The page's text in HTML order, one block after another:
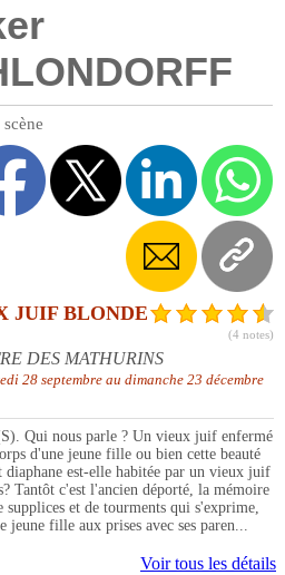
(4 notes)
JUIF BLONDE
DES MATHURINS
28 septembre au dimanche 23 décembre
Qui nous parle ? Un vieux juif enfermé
d'une jeune fille ou bien cette beauté
diaphane est-elle habitée par un vieux juif
Tantôt c'est l'ancien déporté, la mémoire
supplices et de tourments qui s'exprime,
jeune fille aux prises avec ses paren...
Voir tous les détails